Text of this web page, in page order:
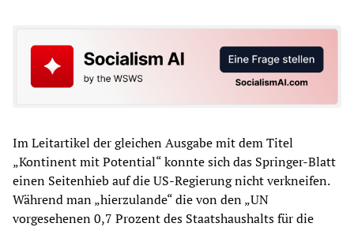
Im Leitartikel der gleichen Ausgabe mit dem Titel
„Kontinent mit Potential“ konnte sich das Springer-Blatt
einen Seitenhieb auf die US-Regierung nicht verkneifen.
Während man „hierzulande“ die von den „UN
vorgesehenen 0,7 Prozent des Staatshaushalts für die